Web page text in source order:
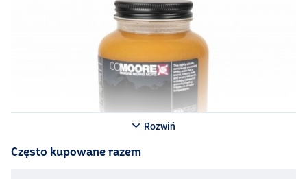
Rozwiń
Często kupowane razem